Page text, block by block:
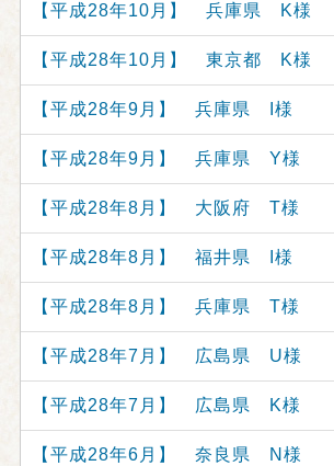
【平成28年10月】 兵庫県 K様
【平成28年10月】 東京都 K様
【平成28年9月】 兵庫県 I様
【平成28年9月】 兵庫県 Y様
【平成28年8月】 大阪府 T様
【平成28年8月】 福井県 I様
【平成28年8月】 兵庫県 T様
【平成28年7月】 広島県 U様
【平成28年7月】 広島県 K様
【平成28年6月】 奈良県 N様